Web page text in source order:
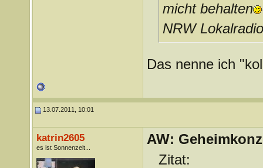
micht behalten
NRW
Das nenne ich
13.07.2011, 10:01
katrin2605
es ist Sonnenzeit...
AW:
Zitat: